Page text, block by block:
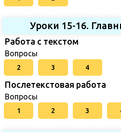
Уроки 15-16.
Работа с текстом
Вопросы
2 3 4
Послетекстовая работа
Вопросы
1 2 3